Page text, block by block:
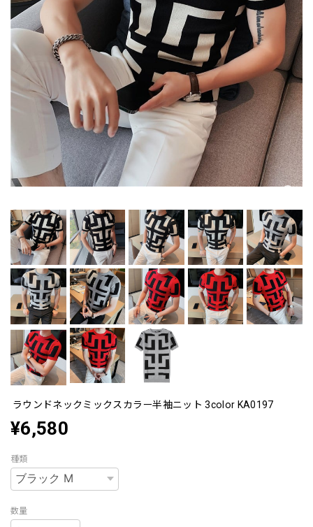
ラウンドネックミックスカラー半袖ニット 3color KA0197
¥6,580
種類
数量